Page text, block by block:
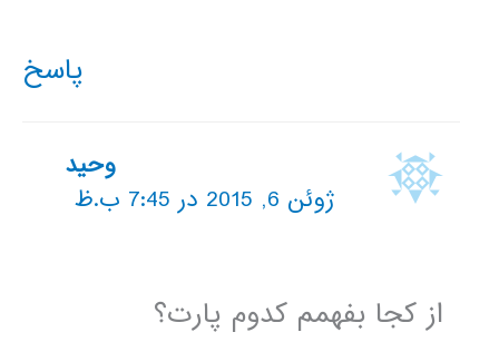
پاسخ
وحید
ژوئن 6, 2015 در 7:45 ب.ظ
از کجا بفهمم کدوم پارت؟